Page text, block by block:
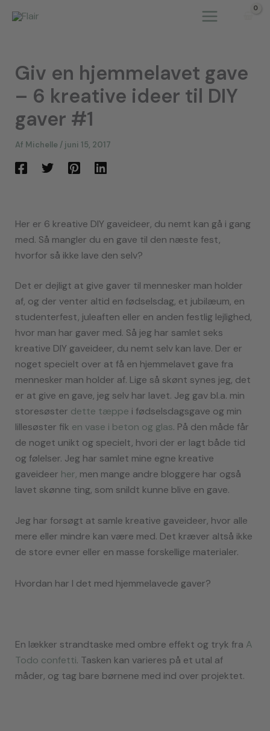
Giv en hjemmelavet gave
– 6 kreative ideer til DIY
gaver #1
Af Michelle / juni 15, 2017
Her er 6 kreative DIY gaveideer, du nemt kan gå i gang
med. Så mangler du en gave til den næste fest,
hvorfor så ikke lave den selv?
Det er dejligt at give gaver til mennesker man holder
af, og der venter altid en fødselsdag, et jubilæum, en
studenterfest, juleaften eller en anden festlig lejlighed,
hvor man har gaver med. Så jeg har samlet seks
kreative DIY gaveideer, du nemt selv kan lave. Der er
noget specielt over at få en hjemmelavet gave fra
mennesker man holder af. Lige så skønt synes jeg, det
er at give en gave, jeg selv har lavet. Jeg gav bl.a. min
storesøster dette tæppe i fødselsdagsgave og min
lillesøster fik en vase i beton og glas. På den måde får
de noget unikt og specielt, hvori der er lagt både tid
og følelser. Jeg har samlet mine egne kreative
gaveideer her, men mange andre bloggere har også
lavet skønne ting, som snildt kunne blive en gave.
Jeg har forsøgt at samle kreative gaveideer, hvor alle
mere eller mindre kan være med. Det kræver altså ikke
de store evner eller en masse forskellige materialer.
Hvordan har I det med hjemmelavede gaver?
En lækker strandtaske med ombre effekt og tryk fra A
Todo confetti. Tasken kan varieres på et utal af
måder, og tag bare børnene med ind over projektet.